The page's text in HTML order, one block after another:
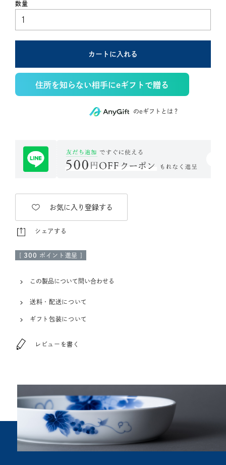
カートに入れる
住所を知らない相手にeギフトで贈る
のeギフトとは？
お気に入り登録する
シェアする
[ 300 ポイント進呈 ]
この製品について問い合わせる
送料・配送について
ギフト包装について
レビューを書く